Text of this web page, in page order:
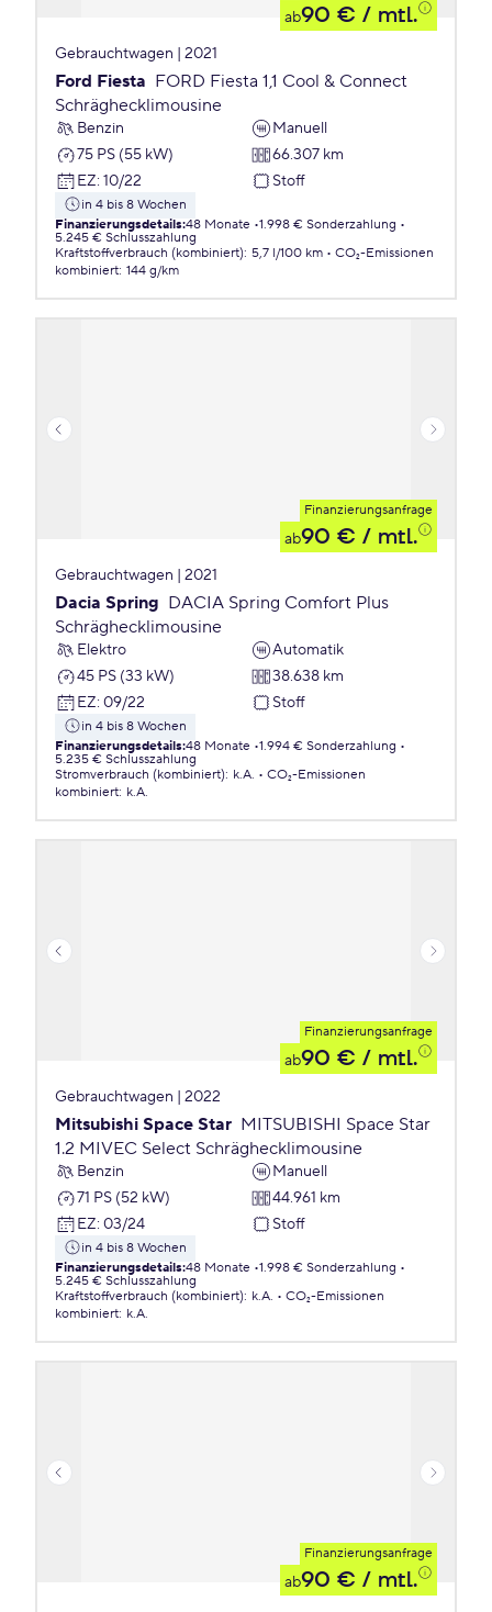
ab90 € / mtl.
Gebrauchtwagen | 2021
Ford Fiesta FORD Fiesta 1,1 Cool & Connect
Schräghecklimousine
Benzin
Manuell
75 PS (55 kW)
66.307 km
EZ: 10/22 Stoff
in 4 bis 8 Wochen
Finanzierungsdetails:48 Monate 1.998 € Sonderzahlung
5.245 € Schlusszahlung
Kraftstoffverbrauch (kombiniert): 5,7 l/100 km
CO₂-Emissionen
kombiniert: 144 g/km
Finanzierungsanfrage
ab90 € / mtl.
Gebrauchtwagen | 2021
Dacia Spring DACIA Spring Comfort Plus
Schräghecklimousine
Elektro
Automatik
45 PS (33 kW)
38.638 km
EZ: 09/22 Stoff
in 4 bis 8 Wochen
Finanzierungsdetails:48 Monate 1.994 € Sonderzahlung
5.235 € Schlusszahlung
Stromverbrauch (kombiniert): k.A.
CO₂-Emissionen
kombiniert: k.A.
Finanzierungsanfrage
ab90 € / mtl.
Gebrauchtwagen | 2022
Mitsubishi Space Star MITSUBISHI Space Star
1.2 MIVEC Select Schräghecklimousine
Benzin
Manuell
71 PS (52 kW)
44.961 km
EZ: 03/24 Stoff
in 4 bis 8 Wochen
Finanzierungsdetails:48 Monate 1.998 € Sonderzahlung
5.245 € Schlusszahlung
Kraftstoffverbrauch (kombiniert): k.A.
CO₂-Emissionen
kombiniert: k.A.
Finanzierungsanfrage
ab90 € / mtl.